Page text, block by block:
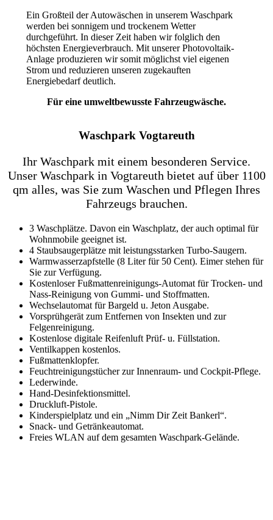
Ein Großteil der Autowäschen in unserem Waschpark
werden bei sonnigem und trockenem Wetter
durchgeführt. In dieser Zeit haben wir folglich den
höchsten Energieverbrauch. Mit unserer Photovoltaik-
Anlage produzieren wir somit möglichst viel eigenen
Strom und reduzieren unseren zugekauften
Energiebedarf deutlich.
Für eine umweltbewusste Fahrzeugwäsche.
Waschpark Vogtareuth
Ihr Waschpark mit einem besonderen Service.
Unser Waschpark in Vogtareuth bietet auf über 1100
qm alles, was Sie zum Waschen und Pflegen Ihres
Fahrzeugs brauchen.
3 Waschplätze. Davon ein Waschplatz, der auch optimal für
Wohnmobile geeignet ist.
4 Staubsaugerplätze mit leistungsstarken Turbo-Saugern.
Warmwasserzapfstelle (8 Liter für 50 Cent). Eimer stehen für
Sie zur Verfügung.
Kostenloser Fußmattenreinigungs-Automat für Trocken- und
Nass-Reinigung von Gummi- und Stoffmatten.
Wechselautomat für Bargeld u. Jeton Ausgabe.
Vorsprühgerät zum Entfernen von Insekten und zur
Felgenreinigung.
Kostenlose digitale Reifenluft Prüf- u. Füllstation.
Ventilkappen kostenlos.
Fußmattenklopfer.
Feuchtreinigungstücher zur Innenraum- und Cockpit-Pflege.
Lederwinde.
Hand-Desinfektionsmittel.
Druckluft-Pistole.
Kinderspielplatz und ein „Nimm Dir Zeit Bankerl“.
Snack- und Getränkeautomat.
Freies WLAN auf dem gesamten Waschpark-Gelände.